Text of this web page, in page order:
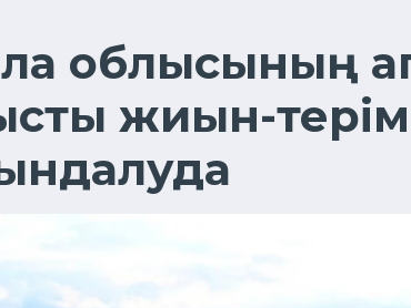
облысының
жиын-